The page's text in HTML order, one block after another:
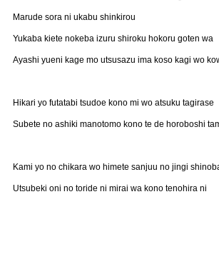
Marude sora ni ukabu shinkirou
Yukaba kiete nokeba izuru shiroku hokoru goten wa
Ayashi yueni kage mo utsusazu ima koso kagi wo
Hikari yo futatabi tsudoe kono mi wo atsuku tagirase
Subete no ashiki manotomo kono te de horoboshi
Kami yo no chikara wo himete sanjuu no jingi
Utsubeki oni no toride ni mirai wa kono tenohira ni